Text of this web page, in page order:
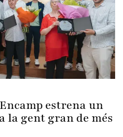
estrena un
la gent gran de més